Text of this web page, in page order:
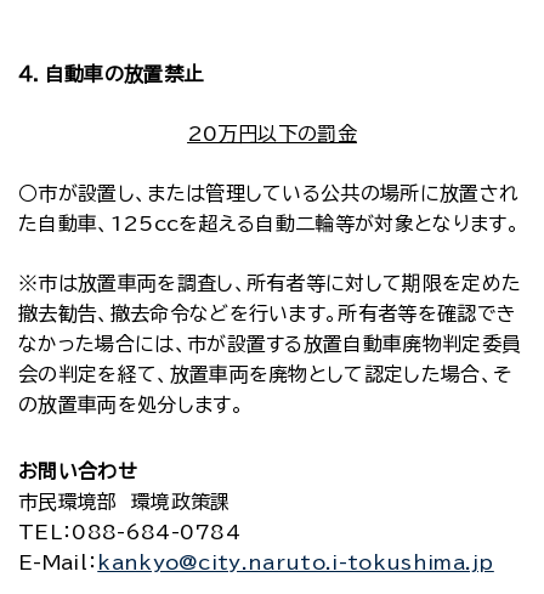
４．自動車の放置禁止
20万円以下の罰金
○市が設置し、または管理している公共の場所に放置され
た自動車、125ccを超える自動二輪等が対象となります。
※市は放置車両を調査し、所有者等に対して期限を定めた
撤去勧告、撤去命令などを行います。所有者等を確認でき
なかった場合には、市が設置する放置自動車廃物判定委員
会の判定を経て、放置車両を廃物として認定した場合、そ
の放置車両を処分します。
お問い合わせ
市民環境部 環境政策課
TEL
：088-684-0784
E-Mail
： kankyo@city.naruto.i-tokushima.jp